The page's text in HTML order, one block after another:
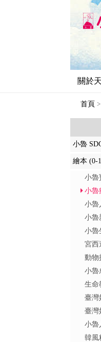
關於
首頁 >
小魯
繪本 (0-
小魯
小魯
小魯
小魯
小魯
宮西
動物
小魯
生命
臺灣
臺灣
小魯
韓風